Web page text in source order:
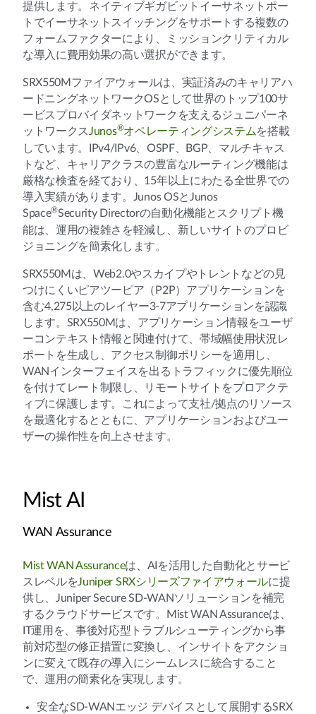
提供します。ネイティブギガビットイーサネットポー
トでイーサネットスイッチングをサポートする複数の
フォームファクターにより、ミッションクリティカル
な導入に費用効果の高い選択ができます。
SRX550Mファイアウォールは、実証済みのキャリアハ
ードニングネットワークOSとして世界のトップ100サ
ービスプロバイダネットワークを支えるジュニパーネ
ットワークスJunos®オペレーティングシステムを搭載
しています。IPv4/IPv6、OSPF、BGP、マルチキャス
トなど、キャリアクラスの豊富なルーティング機能は
厳格な検査を経ており、15年以上にわたる全世界での
導入実績があります。Junos OSとJunos
Space®Security Directorの自動化機能とスクリプト機
能は、運用の複雑さを軽減し、新しいサイトのプロビ
ジョニングを簡素化します。
SRX550Mは、Web2.0やスカイプやトレントなどの見
つけにくいピアツーピア（P2P）アプリケーションを
含む4,275以上のレイヤー3-7アプリケーションを認識
します。SRX550Mは、アプリケーション情報をユーザ
ーコンテキスト情報と関連付けて、帯域幅使用状況レ
ポートを生成し、アクセス制御ポリシーを適用し、
WANインターフェイスを出るトラフィックに優先順位
を付けてレート制限し、リモートサイトをプロアクテ
ィブに保護します。これによって支社/拠点のリソース
を最適化するとともに、アプリケーションおよびユー
ザーの操作性を向上させます。
Mist AI
WAN Assurance
Mist WAN Assuranceは、AIを活用した自動化とサービ
スレベルをJuniper SRXシリーズファイアウォールに提
供し、Juniper Secure SD-WANソリューションを補完
するクラウドサービスです。Mist WAN Assuranceは、
IT運用を、事後対応型トラブルシューティングから事
前対応型の修正措置に変換し、インサイトをアクショ
ンに変えて既存の導入にシームレスに統合すること
で、運用の簡素化を実現します。
安全なSD-WANエッジ デバイスとして展開するSRX